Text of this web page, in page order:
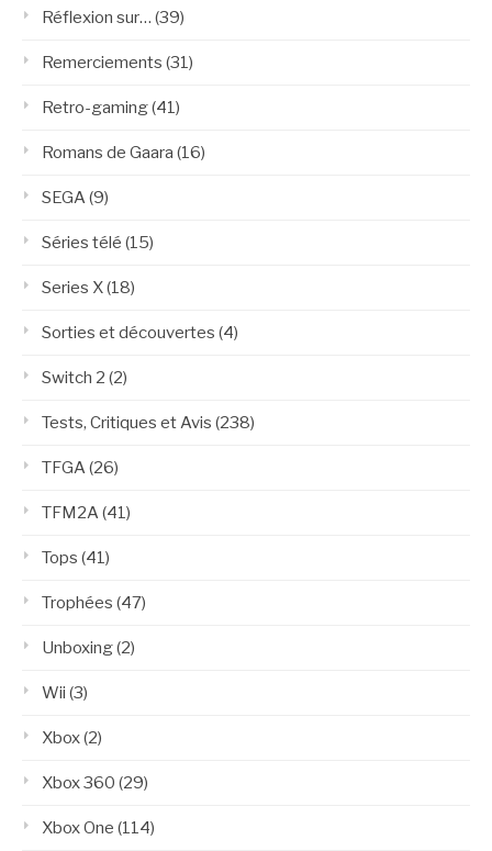
Réflexion sur… (39)
Remerciements (31)
Retro-gaming(41)
Romans de Gaara (16)
SEGA(9)
Séries télé (15)
Series X(18)
Sorties et découvertes (4)
Switch 2 (2)
Tests, Critiques et Avis (238)
TFGA(26)
TFM2A(41)
Tops (41)
Trophées (47)
Unboxing(2)
Wii (3)
Xbox(2)
Xbox 360 (29)
Xbox One (114)